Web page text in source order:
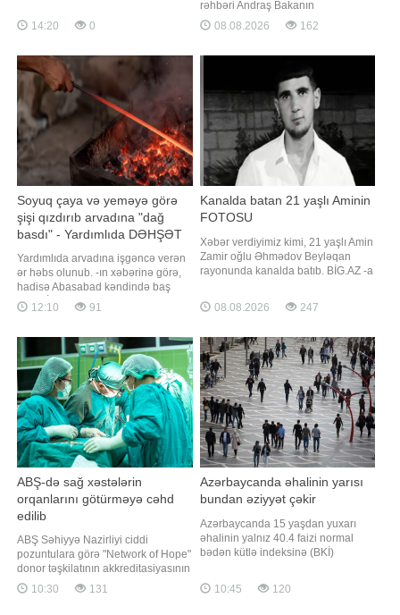
təsdiqləyib. xəbər verir ki, bu
barədə "Associated Press" (AP)
respublikaçıların çoxluq təşkil etdiyi
Senat Blanşın namizədliyin
14:20 0
rəhbəri Andraş Bakanın
prezidentliyə namizədliyini irəli
sürüb. "Report" "Reuters"ə istinadən
Bakanın avqustun 11-i bu vəzifəyə
seçiləcəy
08.08.2026 162
Soyuq çaya və yeməyə görə
şişi qızdırıb arvadına "dağ
basdı" - Yardımlıda DƏHŞƏT
Yardımlıda arvadına işgəncə verən
ər həbs olunub. -ın xəbərinə görə,
hadisə Abasabad kəndində baş
verib. İttiham aktına görə, 31 yaşlı
Elçin Mütəllibov (şərti adla) yeməyin
qeyri-rəsmi şəkildə bir yerdə
yaşadığı zərərçəkən Gülnarı (şərti
adla) təhqir edib və yumruqla so
12:10 91
Kanalda batan 21 yaşlı Aminin
FOTOSU
Xəbər verdiyimiz kimi, 21 yaşlı Amin
Zamir oğlu Əhmədov Beyləqan
rayonunda kanalda batıb. BİG.AZ -a
avqustun 6-da rayon ərazisindən
keçən "Yeni Xan Qızı" adlı beton
meyitinin tapılması istiqamətində
axtarış-xilasetmə tədbirlər
08.08.2026 247
ABŞ-də sağ xəstələrin
orqanlarını götürməyə cəhd
edilib
ABŞ Səhiyyə Nazirliyi ciddi
pozuntulara görə "Network of Hope"
donor təşkilatının akkreditasiyasının
ləğvi prosesinə başlayıb. xəbər verir
ki, Nazir Robert Kennedinin
10:30 131
Azərbaycanda əhalinin yarısı
bundan əziyyət çəkir
Azərbaycanda 15 yaşdan yuxarı
əhalinin yalnız 40.4 faizi normal
bədən kütlə indeksinə (BKİ)
artıq çəki və piylənmə
kateqoriyasına daxildir. BİG.AZ -a
10:45 120